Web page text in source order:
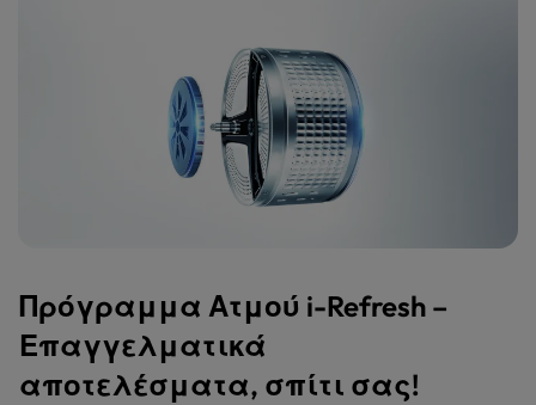
Πρόγραμμα Ατμού i-Refresh –
Επαγγελματικά
αποτελέσματα, σπίτι σας!